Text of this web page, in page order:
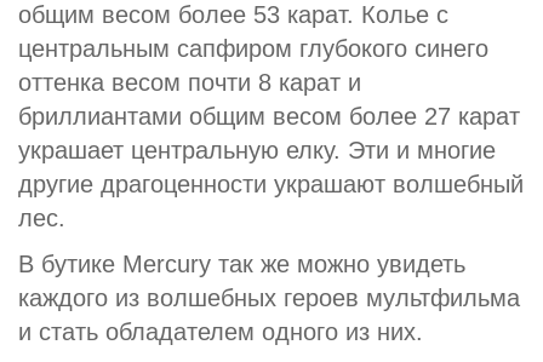
общим весом более 53 карат. Колье с
центральным сапфиром глубокого синего
оттенка весом почти 8 карат и
бриллиантами общим весом более 27 карат
украшает центральную елку. Эти и многие
другие драгоценности украшают волшебный
лес.
В бутике Mercury так же можно увидеть
каждого из волшебных героев мультфильма
и стать обладателем одного из них.